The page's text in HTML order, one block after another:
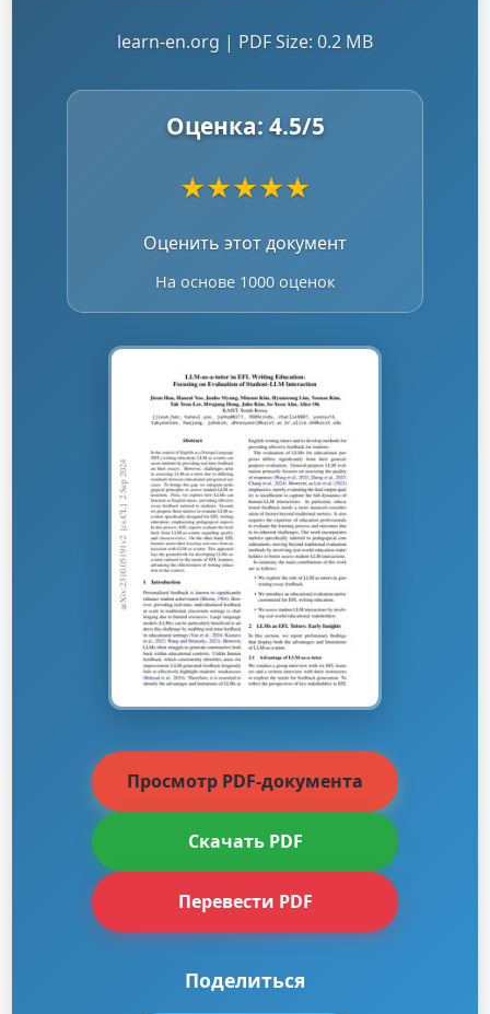
learn-en.org | PDF Size: 0.2 MB
Оценка: 4.5/5
★★★★★
Оценить этот документ
На основе 1000 оценок
Просмотр PDF-документа
Скачать PDF
Перевести PDF
Поделиться